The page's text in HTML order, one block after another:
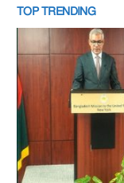
TOP TRENDING